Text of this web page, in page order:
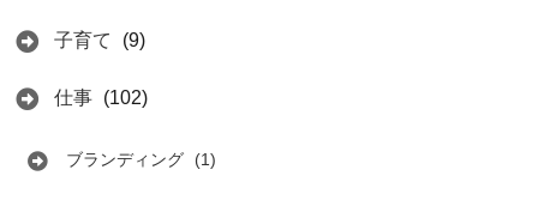
子育て (9)
仕事 (102)
ブランディング (1)